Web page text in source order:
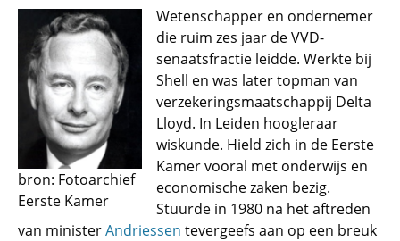
bron: Fotoarchief
Eerste Kamer
Wetenschapper en ondernemer
die ruim zes jaar de VVD-
senaatsfractie leidde. Werkte bij
Shell en was later topman van
verzekeringsmaatschappij Delta
Lloyd. In Leiden hoogleraar
wiskunde. Hield zich in de Eerste
Kamer vooral met onderwijs en
economische zaken bezig.
Stuurde in 1980 na het aftreden
van ministerAndriessen tevergeefs aan op een breuk